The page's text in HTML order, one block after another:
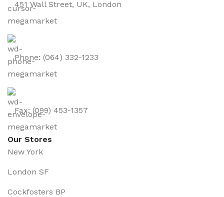
451 Wall Street, UK, London
Phone: (064) 332-1233
Fax: (099) 453-1357
Our Stores
New York
London SF
Cockfosters BP